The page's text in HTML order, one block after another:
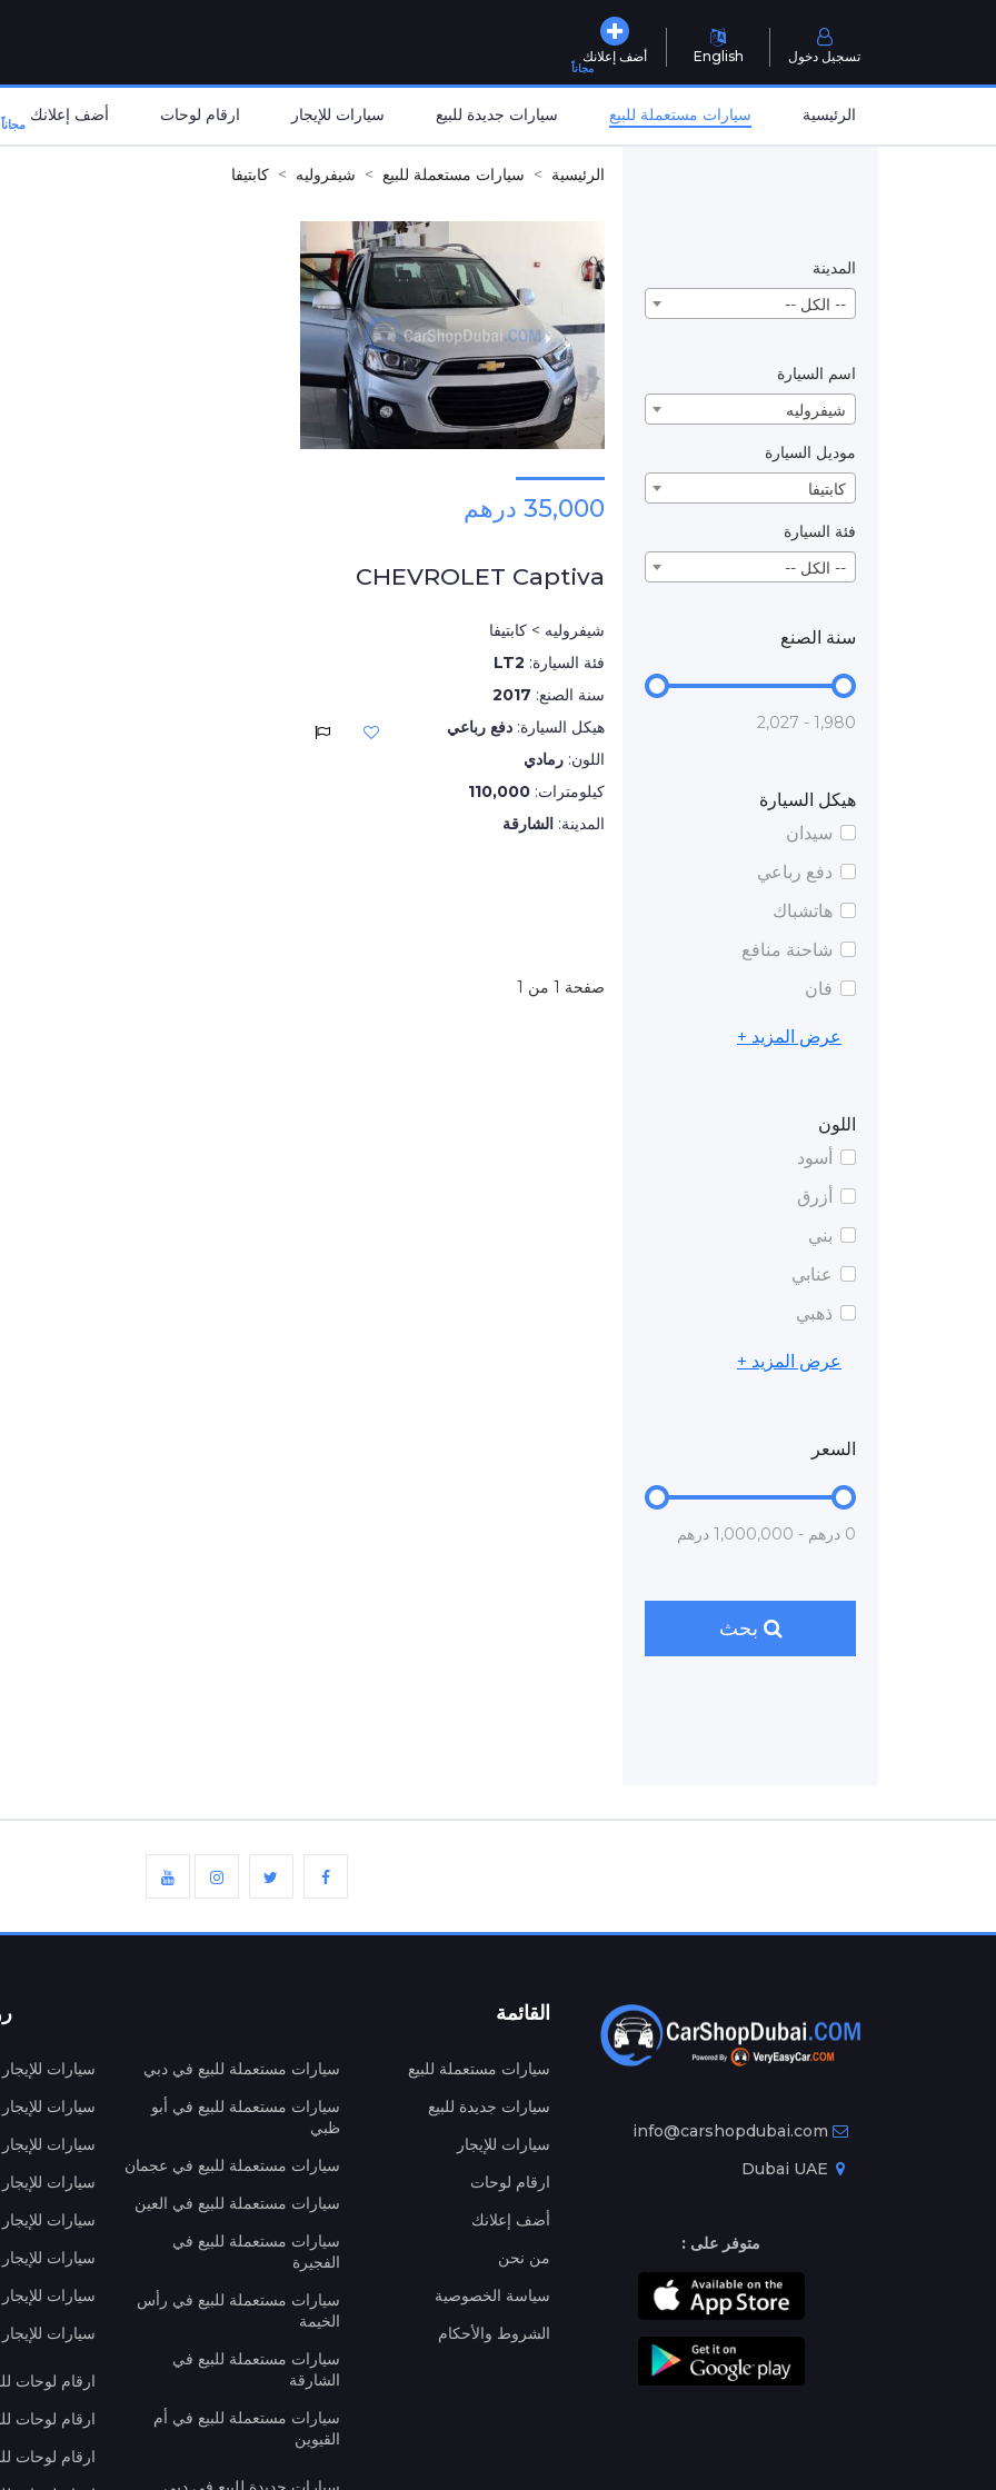
أضف إعلانك
مجاناً
English تسجيل دخول
الرئيسية سيارات مستعملة للبيع سيارات جديدة للبيع سيارات للإيجار ارقام لوحات أضف إعلانك مجاناً
المدينة
-- الكل --
اسم السيارة
شيفروليه
موديل السيارة
كابتيفا
فئة السيارة
-- الكل --
سنة الصنع
1,980 - 2,027
هيكل السيارة
سيدان
دفع رباعي
هاتشباك
شاحنة منافع
فان
عرض المزيد +
اللون
أسود
أزرق
بني
عنابي
ذهبي
عرض المزيد +
السعر
0 درهم - 1,000,000 درهم
بحث
الرئيسية سيارات مستعملة للبيع شيفروليه كابتيفا
35,000 درهم
CHEVROLET Captiva
شيفروليه > كابتيفا
فئة السيارة: LT2
سنة الصنع: 2017
هيكل السيارة: دفع رباعي
اللون: رمادي
كيلومترات: 110,000
المدينة: الشارقة
صفحة 1 من 1
info@carshopdubai.com
متوفر على :
القائمة
سيارات مستعملة للبيع
سيارات جديدة للبيع
سيارات للإيجار
ارقام لوحات
أضف إعلانك
من نحن
سياسة الخصوصية
الشروط والأحكام
سيارات مستعملة للبيع في دبي
سيارات مستعملة للبيع في أبو
ظبي
سيارات مستعملة للبيع في عجمان
سيارات مستعملة للبيع في العين
سيارات مستعملة للبيع في
الفجيرة
سيارات مستعملة للبيع في رأس
الخيمة
سيارات مستعملة للبيع في
الشارقة
سيارات مستعملة للبيع في أم
القيوين
سيارات
سيارات
سيارات
سيارات
سيارات
سيارات
سيارات
سيارات
ارقام لوحات
ارقام لوحات
ارقام لوحات